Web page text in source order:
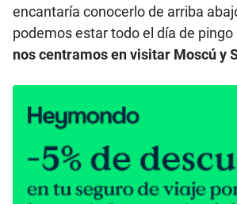
encantaría conocerlo de arriba
podemos estar todo el día de pingo
nos centramos en visitar Moscú y